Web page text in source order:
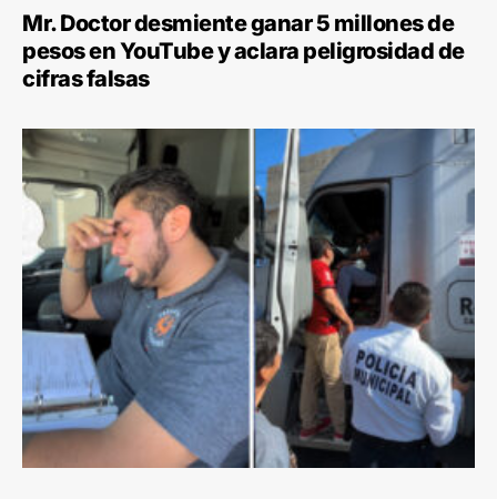
Mr. Doctor desmiente ganar 5 millones de
pesos en YouTube y aclara peligrosidad de
cifras falsas